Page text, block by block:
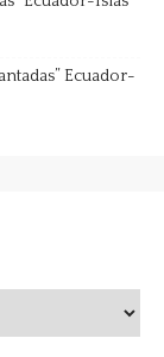
Ecuador-